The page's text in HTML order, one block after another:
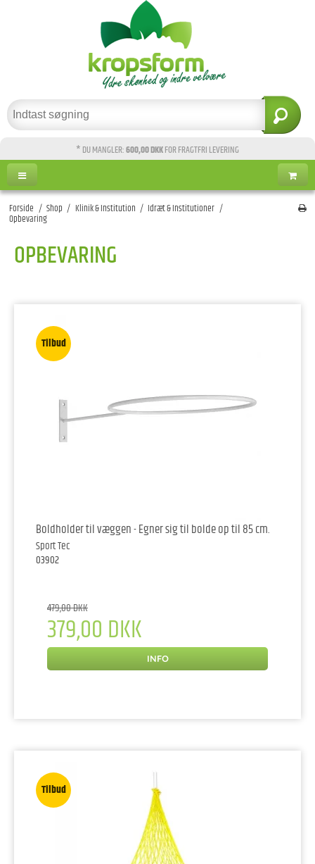
* DU MANGLER:600,00 DKKFOR FRAGTFRI LEVERING
Forside / Shop / Klinik & Institution / Idræt & Institutioner /
Opbevaring
OPBEVARING
Tilbud
Boldholder til væggen - Egner sig til bolde op til 85 cm.
Sport Tec
03902
479,00 DKK
379,00 DKK
INFO
Tilbud